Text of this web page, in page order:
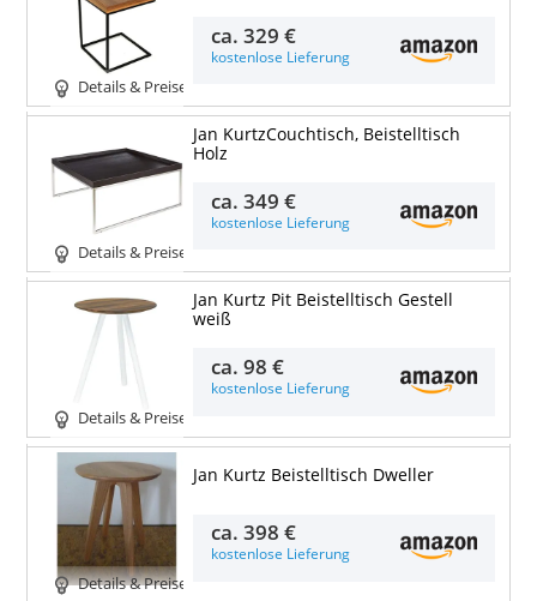
Details & Preise
ca.329 €
kostenlose Lieferung
Details & Preise
Jan KurtzCouchtisch, Beistelltisch
Holz
ca.349 €
kostenlose Lieferung
Details & Preise
Jan Kurtz Pit Beistelltisch Gestell
weiß
ca.98 €
kostenlose Lieferung
Details & Preise
Jan Kurtz Beistelltisch Dweller
ca.398 €
kostenlose Lieferung